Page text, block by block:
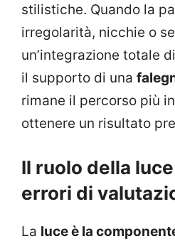
stilistiche. Quando la
irregolarità, nicchie o
un’integrazione totale
il supporto di una
rimane il percorso più
ottenere un risultato
Il ruolo della
errori di
La luce è la